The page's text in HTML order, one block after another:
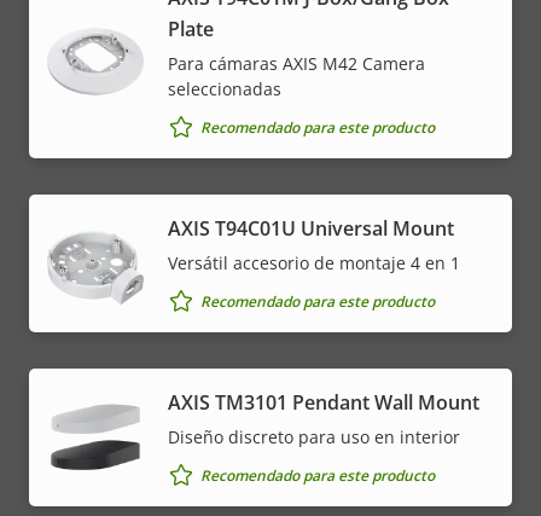
Plate
Para cámaras AXIS M42 Camera
seleccionadas
Recomendado para este producto
AXIS T94C01U Universal Mount
Versátil accesorio de montaje 4 en 1
Recomendado para este producto
AXIS TM3101 Pendant Wall Mount
Diseño discreto para uso en interior
Recomendado para este producto